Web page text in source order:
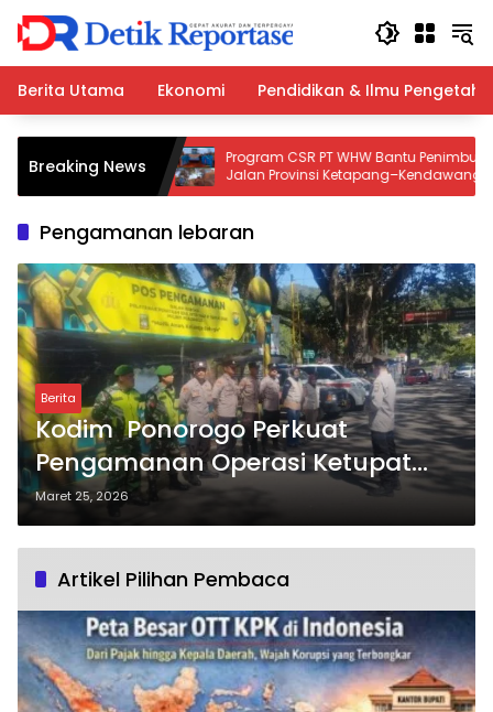
Langsung
konten
Berita Utama
Ekonomi Pendidikan & Ilmu
Breaking News
Deli
Gagal Edarkan
Program CSR PT WHW Bantu Penimbunan
Jalan Provinsi Ketapang–Kendawangan,
Warga Apresiasi Kepedulian Perusahaan
Pengamanan lebaran
Berita
Kodim Ponorogo Perkuat
Pengamanan Operasi Ketupat
Semeru 2026: Siap Jaga Arus
Mudik dan Keselamatan Warga?
Maret 25, 2026
Artikel Pilihan Pembaca